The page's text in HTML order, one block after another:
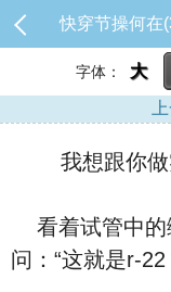
快穿节操何在
字体： 大
我想跟你做
看着试管中的
问：“这就是r-22